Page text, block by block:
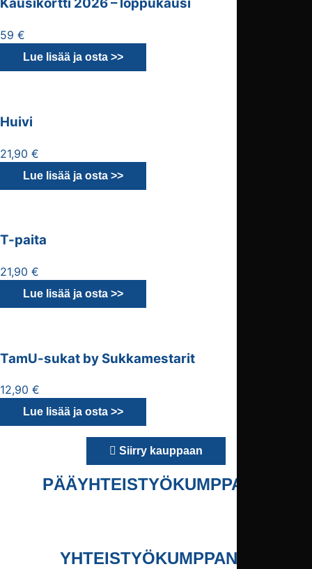
Kausikortti 2026 – loppukausi
59 €
Lue lisää ja osta >>
Huivi
21,90 €
Lue lisää ja osta >>
T-paita
21,90 €
Lue lisää ja osta >>
TamU-sukat by Sukkamestarit
12,90 €
Lue lisää ja osta >>
Siirry kauppaan
PÄÄYHTEISTYÖKUMPPANIT
YHTEISTYÖKUMPPANIT